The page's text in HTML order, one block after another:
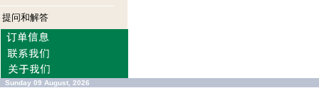
提问和解答
Sunday 09 August, 2026